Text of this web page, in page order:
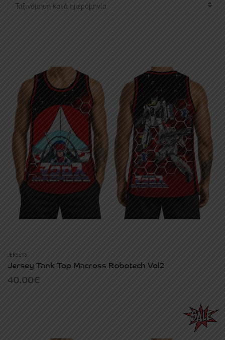
JERSEYS
Jersey Tank Top Macross Robotech Vol2
40.00€